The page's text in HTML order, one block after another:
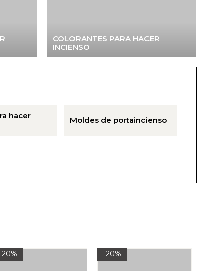
COLORANTES PARA HACER
INCIENSO
hacer
Moldes de portaincienso
20% -20%